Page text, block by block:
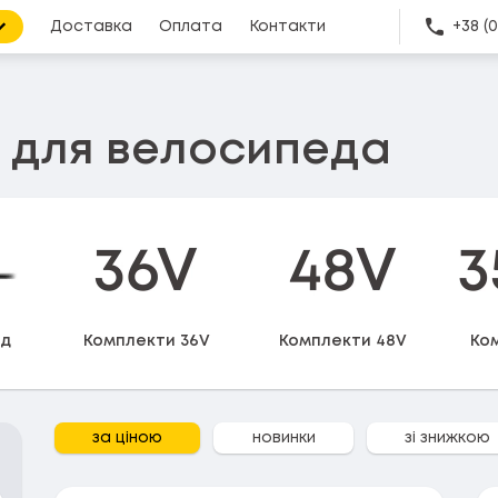
Доставка Оплата Контакти +38
велосипеда
Комплекти 36V Комплекти 48V
за ціною новинки зі знижкою